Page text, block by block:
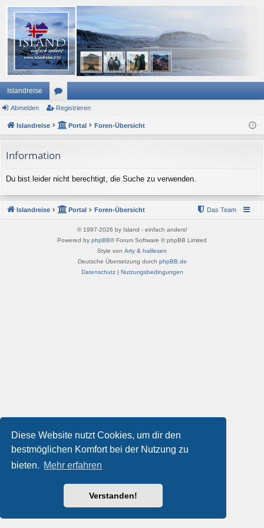
Diese Website nutzt Cookies, um dir den
bestmöglichen Komfort bei der Nutzung zu
bieten. Mehr erfahren
Verstanden!
Islandreise
or
en
Abmelden Registrieren
Islandreise Portal Foren-Übersicht
Information
Du bist leider nicht berechtigt, die Suche zu verwenden.
Islandreise Portal Foren-Übersicht Das Team
© 1997-2026 by Island - einfach anders!
Powered by phpBB® Forum Software © phpBB Limited
Style von Arty & halilesen
Deutsche Übersetzung durch phpBB.de
Datenschutz| Nutzungsbedingungen